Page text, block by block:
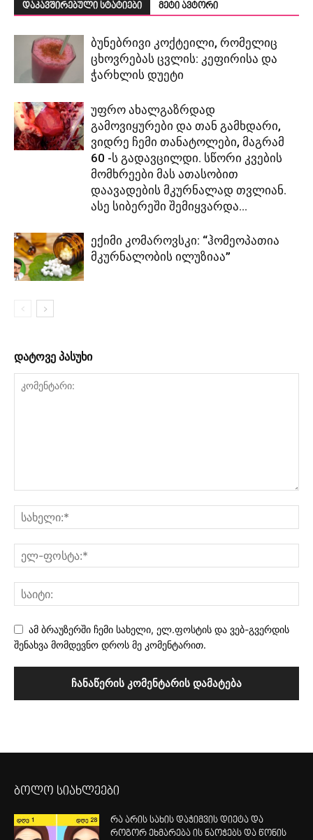
დაკავშირებული სტატიები მეტი ავტორი
ბუნებრივი კოქტეილი, რომელიც
ცხოვრებას ცვლის: კეფირისა და
ჭარხლის დუეტი
უფრო ახალგაზრდად
გამოვიყურები და თან გამხდარი,
ვიდრე ჩემი თანატოლები, მაგრამ
60 -ს გადავცილდი. სწორი კვების
მომხრეები მას ათასობით
დაავადების მკურნალად თვლიან.
ასე სიბერეში შემიყვარდა...
ექიმი კომაროვსკი: “ჰომეოპათია
მკურნალობის ილუზიაა”
დატოვე პასუხი
ამ ბრაუზერში ჩემი სახელი, ელ.ფოსტის და ვებ-გვერდის
შენახვა მომდევნო დროს მე კომენტარით.
ბოლო სიახლეები
რა არის სახის დაჭიმვის დიეტა და
როგორ ეხმარება ის ნაოჭებს და წონის